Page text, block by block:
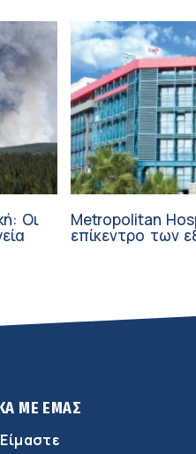
Ομίλου HHG
Οι Metropolitan
επίκεντρο των
ΜΕ ΕΜΑΣ